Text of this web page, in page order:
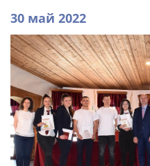
30 май 2022